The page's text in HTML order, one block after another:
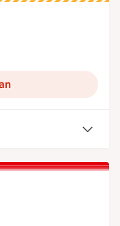
stängt idag,
idag, öppnar